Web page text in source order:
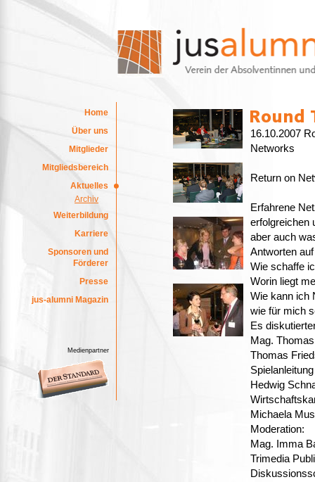
Home
Über uns
Mitglieder
Mitgliedsbereich
Aktuelles
Archiv
Weiterbildung
Karriere
Sponsoren und
Förderer
Presse
jus-alumni Magazin
Medienpartner
16.10.2007
Networks
Return on
Erfahrene
erfolgreichen
aber auch
Antworten
Wie schaffe
Worin liegt
Wie kann ich
wie für mich
Es
Mag.
Thomas
Hedwig
Michaela
Moderation:
Mag. Imma
Trimedia